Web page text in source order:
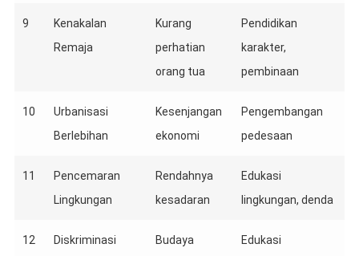
9
Kenakalan
Remaja
Kurang
perhatian
orang tua
Pendidikan
karakter,
pembinaan
10
Urbanisasi
Berlebihan
Kesenjangan
ekonomi
Pengembangan
pedesaan
11
Pencemaran
Lingkungan
Rendahnya
kesadaran
Edukasi
lingkungan, denda
12
Diskriminasi
Budaya
Edukasi